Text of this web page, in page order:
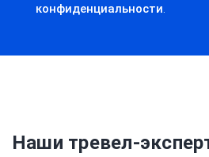
конфиденциальности.
Наши тревел-